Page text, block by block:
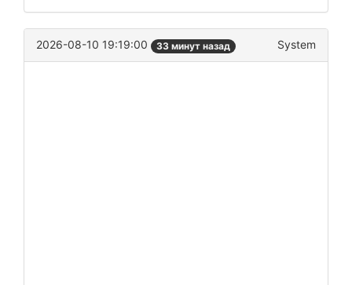
2026-08-10 19:19:00 33 минут назад System